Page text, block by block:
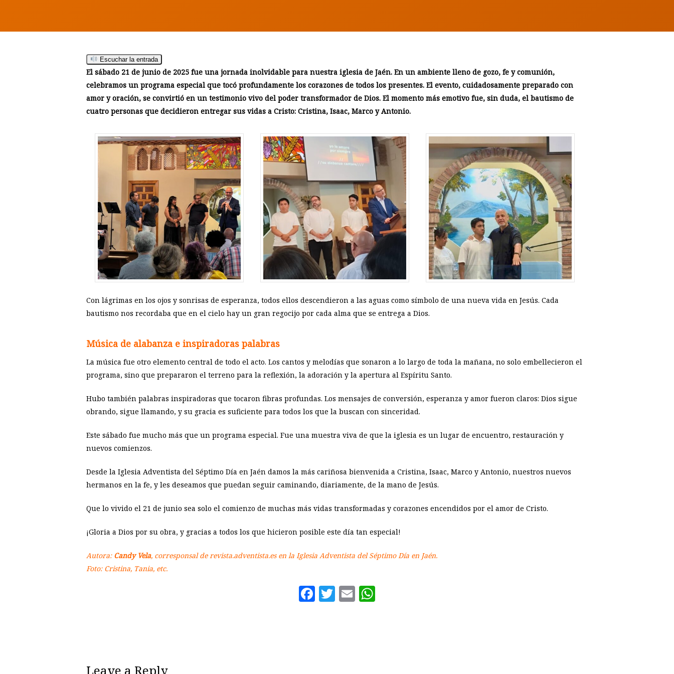
Hit enter to search or ESC to close
Escuchar la entrada
El sábado 21 de junio de 2025 fue una jornada inolvidable para nuestra iglesia de Jaén. En un ambiente lleno de gozo, fe y comunión,
celebramos un programa especial que tocó profundamente los corazones de todos los presentes. El evento, cuidadosamente preparado con
amor y oración, se convirtió en un testimonio vivo del poder transformador de Dios. El momento más emotivo fue, sin duda, el bautismo de
cuatro personas que decidieron entregar sus vidas a Cristo: Cristina, Isaac, Marco y Antonio.
Con lágrimas en los ojos y sonrisas de esperanza, todos ellos descendieron a las aguas como símbolo de una nueva vida en Jesús. Cada
bautismo nos recordaba que en el cielo hay un gran regocijo por cada alma que se entrega a Dios.
Música de alabanza e inspiradoras palabras
La música fue otro elemento central de todo el acto. Los cantos y melodías que sonaron a lo largo de toda la mañana, no solo embellecieron el
programa, sino que prepararon el terreno para la reflexión, la adoración y la apertura al Espíritu Santo.
Hubo también palabras inspiradoras que tocaron fibras profundas. Los mensajes de conversión, esperanza y amor fueron claros: Dios sigue
obrando, sigue llamando, y su gracia es suficiente para todos los que la buscan con sinceridad.
Este sábado fue mucho más que un programa especial. Fue una muestra viva de que la iglesia es un lugar de encuentro, restauración y
nuevos comienzos.
Desde la Iglesia Adventista del Séptimo Día en Jaén damos la más cariñosa bienvenida a Cristina, Isaac, Marco y Antonio, nuestros nuevos
hermanos en la fe, y les deseamos que puedan seguir caminando, diariamente, de la mano de Jesús.
Que lo vivido el 21 de junio sea solo el comienzo de muchas más vidas transformadas y corazones encendidos por el amor de Cristo.
¡Gloria a Dios por su obra, y gracias a todos los que hicieron posible este día tan especial!
Autora: Candy Vela, corresponsal de revista.adventista.es en la Iglesia Adventista del Séptimo Día en Jaén.
Foto: Cristina, Tania, etc.
Facebook
Twitter
Email
Leave a Reply